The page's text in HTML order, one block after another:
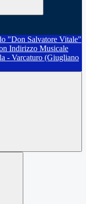
Indirizzo Musicale
- Varcaturo (Giugliano